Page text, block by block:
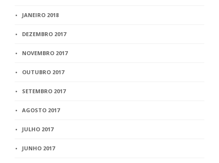
JANEIRO 2018
DEZEMBRO 2017
NOVEMBRO 2017
OUTUBRO 2017
SETEMBRO 2017
AGOSTO 2017
JULHO 2017
JUNHO 2017